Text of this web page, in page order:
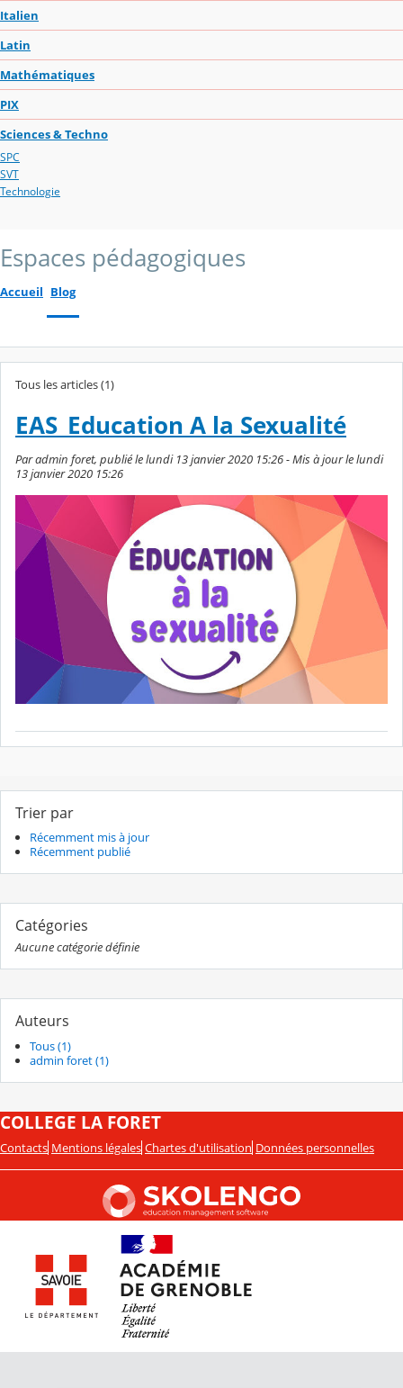
Italien
Latin
Mathématiques
PIX
Sciences & Techno
SPC
SVT
Technologie
Espaces pédagogiques
Accueil Blog
Tous les articles (1)
EAS_Education A la Sexualité
Par admin foret, publié le lundi 13 janvier 2020 15:26 - Mis à jour le lundi
13 janvier 2020 15:26
Trier par
Récemment mis à jour
Récemment publié
Catégories
Aucune catégorie définie
Auteurs
Tous (1)
admin foret (1)
COLLEGE LA FORET
Contacts Mentions légales Chartes d'utilisation Données personnelles